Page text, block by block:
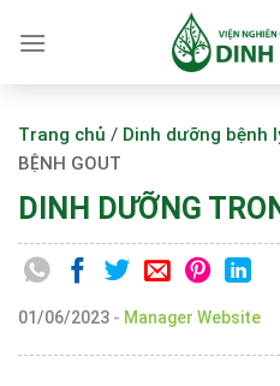
Trang chủ / Dinh dưỡng bệnh
BỆNH GOUT
DINH DƯỠNG
01/06/2023 - Manager Website